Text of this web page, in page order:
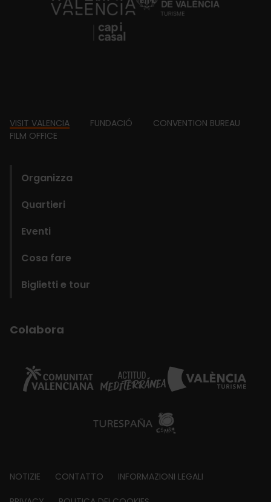
https://fundacion.visitvalencia.com/
Footer
VISIT VALENCIA FUNDACIÓ
CONVENTION BUREAU
FILM OFFICE
Organizza
Quartieri
Eventi
Cosa fare
Biglietti e tour
Colabora
Footer
NOTIZIE CONTATTO INFORMAZIONI LEGALI